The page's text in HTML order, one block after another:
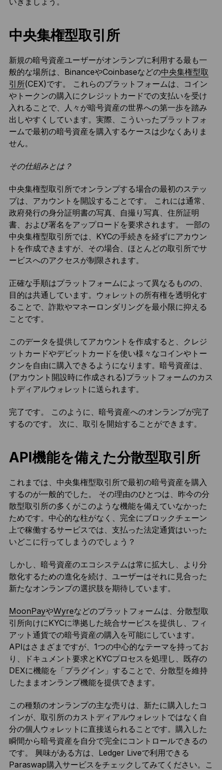
中央集権型取引所
新規の暗号資産ユーザーがオンランプに利用する最も一
般的な場所は、BinanceやCoinbaseなどの中央集権型取
引所(CEX)です。 これらのプラットフォームは、コイン
やトークンの購入にクレジットカードでの支払いを受け
入れることで、人々が暗号資産の世界への第一歩を踏み
出しやすくしています。実際、こういったプラットフォ
ームで最初の暗号資産を購入するケースは少なくありま
せん。
その仕組みとは？
中央集権型取引所でオンランプする場合の最初のステッ
プは、アカウントを開設することです。 これには通常、
政府発行の身分証明書の写真、自撮り写真、住所証明
書、および署名をアップロードを要求されます。 一部の
中央集権型取引所では、KYCの手続きを経ずにアカウン
トを作成できますが、その場合、ほとんどの取引所でサ
ービスへのアクセスが制限されます。
正確な手順はプラットフォームによって異なるものの、
目的は共通しています。ウォレットの所有権を透明化す
ることで、詐欺やマネーロンダリングを最小限に抑える
ことです。
このデータを提供してアカウントを作成すると、クレジ
ットカードやデビットカードを使い様々なコインやトー
クンを自由に購入できるようになります。暗号資産は、
(アカウント開設時に作成される)プラットフォームのカス
トディアルウォレットに送られます。
完了です。 このように、暗号資産へのオンランプが完了
するのです。 次に、取引を開始することができます。
API機能を備えた分散型取引所
これまでは、中央集権型取引所で最初の暗号資産を購入
するのが一般的でした。 その理由のひとつは、昨今の分
散型取引所の多くがこのような機能を備えていなかった
ためです。中心的な柱がなく、完全にブロックチェーン
上で稼働するサービスでは、支払った法定通貨はいった
いどこに行ってしまうのでしょう？
しかし、暗号資産のエコシステムは常に拡大し、より分
散化するための進化を続け、ユーザーはそれに見合った
新たなオンランプの選択肢を期待しています。
MoonPayやWyreなどのプラットフォームは、分散型取
引所向けにKYCに準拠した統合サービスを提供し、フィ
アット通貨での暗号資産の購入を可能にしています。
APIはさまざまですが、1つの中心的なテーマを持ってお
り、ドキュメント要求とKYCプロセスを処理し、既存の
DEXに機能を「プラグイン」することで、分散型を維持
したままオンランプ機能を提供できます。
この種類のオンランプの主な売りは、新たに購入したコ
インが、取引所のカストディアルウォレットではなく自
分の個人ウォレットに直接送られることです。購入した
瞬間から暗号資産を自分で完全にコントロールできるの
です。 興味がある方は、Ledger Liveで利用できる
Paraswap購入サービスをチェックしてみてください。こ